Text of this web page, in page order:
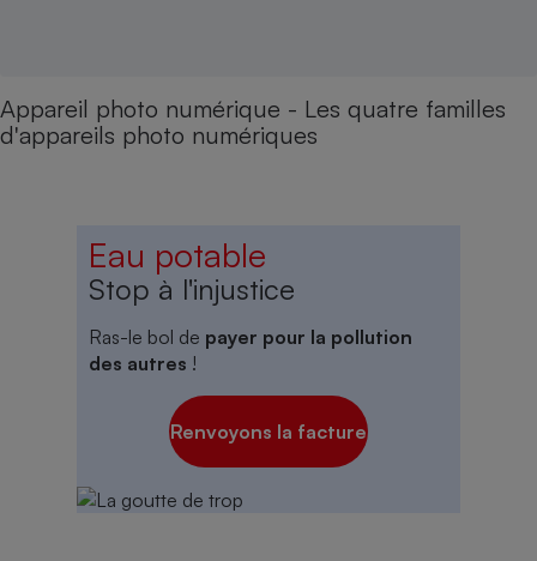
Appareil photo numérique - Les quatre familles
d'appareils photo numériques
Eau potable
Stop à l'injustice
Ras-le bol de payer pour la pollution
des autres !
Renvoyons la facture